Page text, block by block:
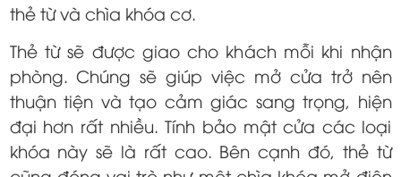
thẻ từ và chìa khóa cơ.
Thẻ từ sẽ được giao cho khách mỗi khi nhận
phòng. Chúng sẽ giúp việc mở cửa trở nên
thuận tiện và tạo cảm giác sang trọng, hiện
đại hơn rất nhiều. Tính bảo mật cửa các loại
khóa này sẽ là rất cao. Bên cạnh đó, thẻ từ